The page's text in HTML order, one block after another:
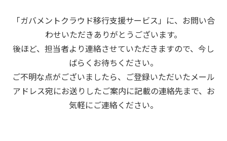
「ガバメントクラウド移行支援サービス」に、お問い合
わせいただきありがとうございます。
後ほど、担当者より連絡させていただきますので、今し
ばらくお待ちください。
ご不明な点がございましたら、ご登録いただいたメール
アドレス宛にお送りしたご案内に記載の連絡先まで、お
気軽にご連絡ください。